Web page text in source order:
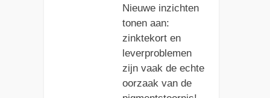
Nieuwe inzichten
tonen aan:
zinktekort en
leverproblemen
zijn vaak de echte
oorzaak van de